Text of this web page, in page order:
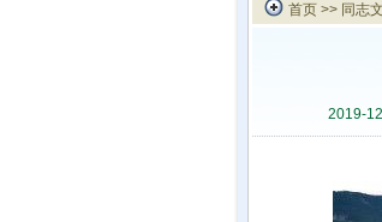
首页 >> 同志
2019-